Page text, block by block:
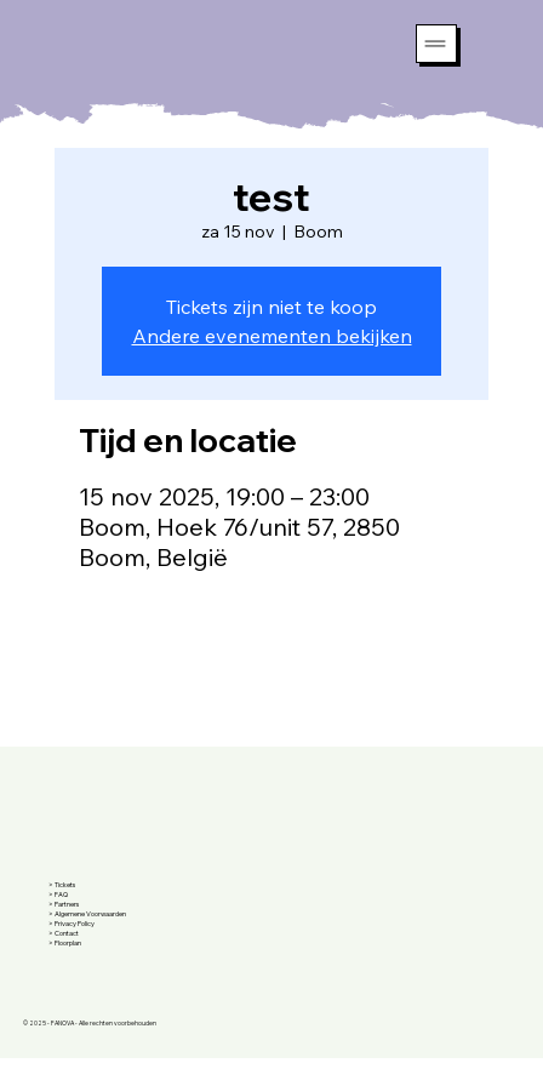
test
za 15 nov
  |
Boom
Tickets zijn niet te koop
Andere evenementen bekijken
Tijd en locatie
15 nov 2025, 19:00 – 23:00
Boom, Hoek 76/unit 57, 2850
Boom, België
> Tickets
> FAQ
> Partners
> Algemene Voorwaarden
> Privacy Policy
> Contact
> Floorplan
© 2025 - FANOVA - Alle rechten voorbehouden